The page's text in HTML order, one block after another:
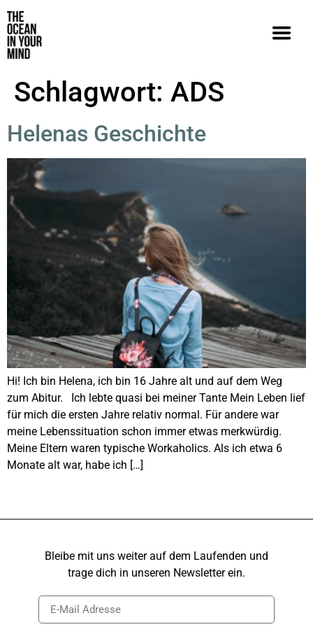
Schlagwort: ADS
Helenas Geschichte
Hi! Ich bin Helena, ich bin 16 Jahre alt und auf dem Weg
zum Abitur. Ich lebte quasi bei meiner Tante Mein Leben lief
für mich die ersten Jahre relativ normal. Für andere war
meine Lebenssituation schon immer etwas merkwürdig.
Meine Eltern waren typische Workaholics. Als ich etwa 6
Monate alt war, habe ich […]
Bleibe mit uns weiter auf dem Laufenden und
trage dich in unseren Newsletter ein.